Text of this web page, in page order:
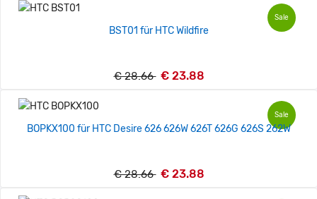
Sale
BST01 für HTC Wildfire
€ 28.66 € 23.88
Sale
BOPKX100 für HTC Desire 626 626W 626T 626G 626S 262W
€ 28.66 € 23.88